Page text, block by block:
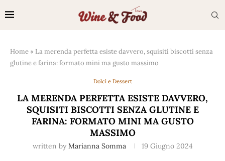
Home » La merenda perfetta esiste davvero, squisiti biscotti senza
glutine e farina: formato mini ma gusto massimo
Dolci e Dessert
LA MERENDA PERFETTA ESISTE DAVVERO,
SQUISITI BISCOTTI SENZA GLUTINE E
FARINA: FORMATO MINI MA GUSTO
MASSIMO
written by Marianna Somma 19 Giugno 2024